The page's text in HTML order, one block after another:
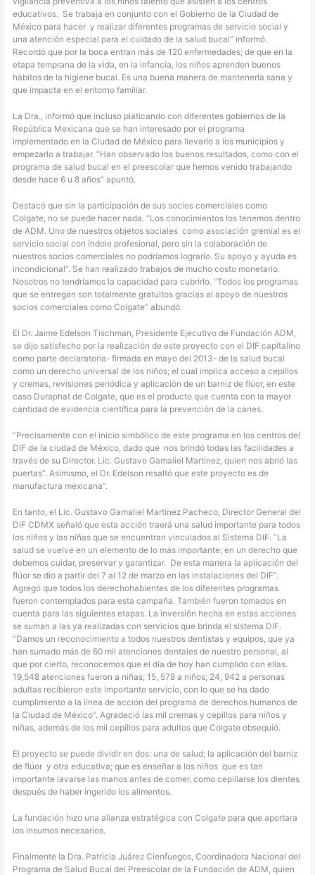
educativos. Se trabaja en conjunto con el Gobierno de la Ciudad de
México para hacer y realizar diferentes programas de servicio social y
una atención especial para el cuidado de la salud bucal” informó.
Recordó que por la boca entran más de 120 enfermedades; de que en la
etapa temprana de la vida, en la infancia, los niños aprenden buenos
hábitos de la higiene bucal. Es una buena manera de mantenerla sana y
que impacta en el entorno familiar.
La Dra., informó que incluso platicando con diferentes gobiernos de la
República Mexicana que se han interesado por el programa
implementado en la Ciudad de México para llevarlo a los municipios y
empezarlo a trabajar. “Han observado los buenos resultados, como con el
programa de salud bucal en el preescolar que hemos venido trabajando
desde hace 6 u 8 años” apuntó.
Destacó que sin la participación de sus socios comerciales como
Colgate, no se puede hacer nada. “Los conocimientos los tenemos dentro
de ADM. Uno de nuestros objetos sociales como asociación gremial es el
servicio social con índole profesional, pero sin la colaboración de
nuestros socios comerciales no podríamos lograrlo. Su apoyo y ayuda es
incondicional”. Se han realizado trabajos de mucho costo monetario.
Nosotros no tendríamos la capacidad para cubrirlo. “Todos los programas
que se entregan son totalmente gratuitos gracias al apoyo de nuestros
socios comerciales como Colgate” abundó.
El Dr. Jaime Edelson Tischman, Presidente Ejecutivo de Fundación ADM,
se dijo satisfecho por la realización de este proyecto con el DIF capitalino
como parte declaratoria- firmada en mayo del 2013- de la salud bucal
como un derecho universal de los niños; el cual implica acceso a cepillos
y cremas, revisiones periódica y aplicación de un barniz de flúor, en este
caso Duraphat de Colgate, que es el producto que cuenta con la mayor
cantidad de evidencia científica para la prevención de la caries.
“Precisamente con el inicio simbólico de este programa en los centros del
DIF de la ciudad de México, dado que nos brindó todas las facilidades a
través de su Director. Lic. Gustavo Gamaliel Martínez, quien nos abrió las
puertas”. Asimismo, el Dr. Edelson resaltó que este proyecto es de
manufactura mexicana”.
En tanto, el Lic. Gustavo Gamaliel Martínez Pacheco, Director General del
DIF CDMX señaló que esta acción traerá una salud importante para todos
los niños y las niñas que se encuentran vinculados al Sistema DIF. “La
salud se vuelve en un elemento de lo más importante; en un derecho que
debemos cuidar, preservar y garantizar. De esta manera la aplicación del
flúor se dio a partir del 7 al 12 de marzo en las instalaciones del DIF”.
Agregó que todos los derechohabientes de los diferentes programas
fueron contemplados para esta campaña. También fueron tomados en
cuenta para las siguientes etapas. La inversión hecha en estas acciones
se suman a las ya realizadas con servicios que brinda el sistema DIF.
“Damos un reconocimiento a todos nuestros dentistas y equipos, que ya
han sumado más de 60 mil atenciones dentales de nuestro personal, al
que por cierto, reconocemos que el día de hoy han cumplido con ellas.
19,548 atenciones fueron a niñas; 15, 578 a niños; 24, 942 a personas
adultas recibieron este importante servicio, con lo que se ha dado
cumplimiento a la línea de acción del programa de derechos humanos de
la Ciudad de México”. Agradeció las mil cremas y cepillos para niños y
niñas, además de los mil cepillos para adultos que Colgate obsequió.
El proyecto se puede dividir en dos: una de salud; la aplicación del barniz
de flúor y otra educativa; que es enseñar a los niños que es tan
importante lavarse las manos antes de comer, como cepillarse los dientes
después de haber ingerido los alimentos.
La fundación hizo una alianza estratégica con Colgate para que aportara
los insumos necesarios.
Finalmente la Dra. Patricia Juárez Cienfuegos, Coordinadora Nacional del
Programa de Salud Bucal del Preescolar de la Fundación de ADM, quien